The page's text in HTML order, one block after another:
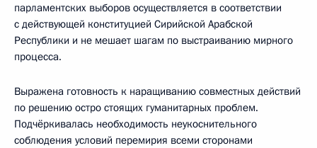
парламентских выборов осуществляется в соответствии
с действующей конституцией Сирийской Арабской
Республики и не мешает шагам по выстраиванию мирного
процесса.
Выражена готовность к наращиванию совместных действий
по решению остро стоящих гуманитарных проблем.
Подчёркивалась необходимость неукоснительного
соблюдения условий перемирия всеми сторонами